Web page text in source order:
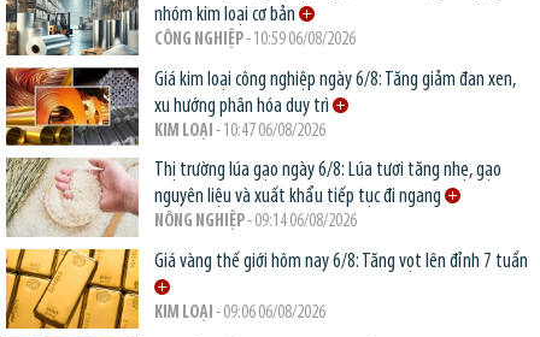
nhóm kim loại cơ bản
CÔNG NGHIỆP- 10:59 06/08/2026
Giá kim loại công nghiệp ngày 6/8: Tăng giảm đan xen,
xu hướng phân hóa duy trì
KIM LOẠI - 10:47 06/08/2026
Thị trường lúa gạo ngày 6/8: Lúa tươi tăng nhẹ, gạo
nguyên liệu và xuất khẩu tiếp tục đi ngang
NÔNG NGHIỆP- 09:14 06/08/2026
Giá vàng thế giới hôm nay 6/8: Tăng vọt lên đỉnh 7 tuần
KIM LOẠI - 09:06 06/08/2026